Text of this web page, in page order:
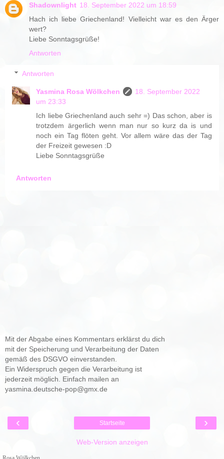
Shadownlight 18. September 2022 um 18:59
Hach ich liebe Griechenland! Vielleicht war es den Ärger
wert?
Liebe Sonntagsgrüße!
Antworten
Antworten
Yasmina Rosa Wölkchen
18. September 2022
um 23:33
Ich liebe Griechenland auch sehr =) Das schon, aber is
trotzdem ärgerlich wenn man nur so kurz da is und
noch ein Tag flöten geht. Vor allem wäre das der Tag
der Freizeit gewesen :D
Liebe Sonntagsgrüße
Antworten
Mit der Abgabe eines Kommentars erklärst du dich
mit der Speicherung und Verarbeitung der Daten
gemäß des DSGVO einverstanden.
Ein Widerspruch gegen die Verarbeitung ist
jederzeit möglich. Einfach mailen an
yasmina.deutsche-pop@gmx.de
‹ ›
Startseite
Web-Version anzeigen